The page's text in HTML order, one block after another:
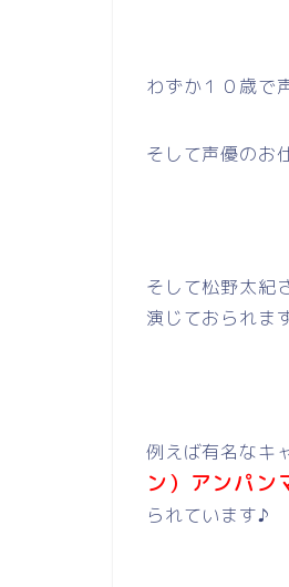
わずか１０歳で
そして声優のお
そして松野太紀
演じておられま
例えば有名なキ
ン）アンパン
られています♪